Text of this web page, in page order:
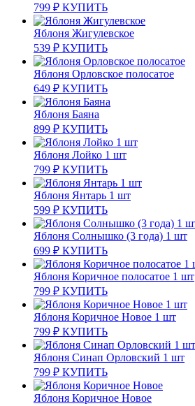
799 ₽ КУПИТЬ
Яблоня Жигулевское
539 ₽ КУПИТЬ
Яблоня Орловское полосатое
649 ₽ КУПИТЬ
Яблоня Баяна
899 ₽ КУПИТЬ
Яблоня Лойко 1 шт
799 ₽ КУПИТЬ
Яблоня Янтарь 1 шт
599 ₽ КУПИТЬ
Яблоня Солнышко (3 года) 1 шт
699 ₽ КУПИТЬ
Яблоня Коричное полосатое 1 шт
799 ₽ КУПИТЬ
Яблоня Коричное Новое 1 шт
799 ₽ КУПИТЬ
Яблоня Синап Орловский 1 шт
799 ₽ КУПИТЬ
Яблоня Коричное Новое